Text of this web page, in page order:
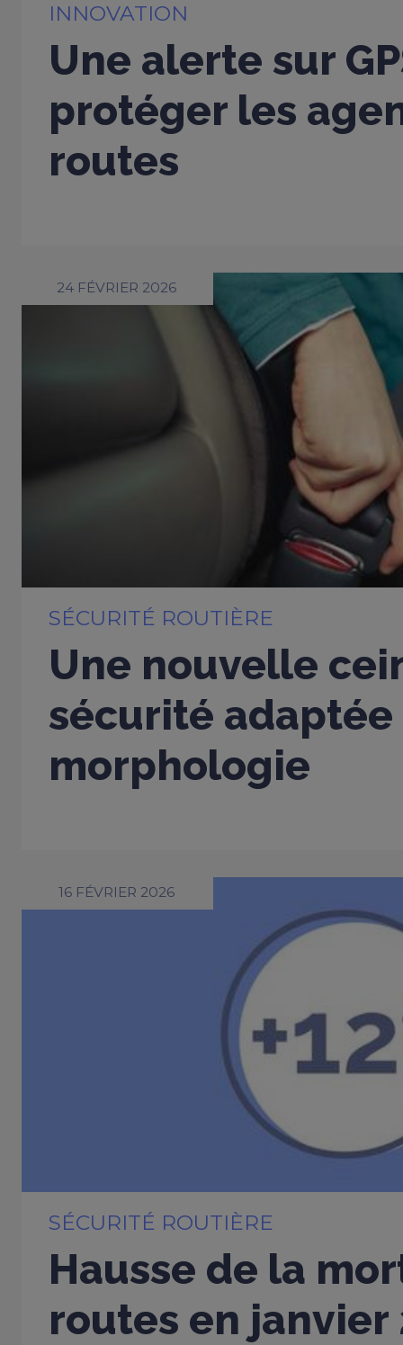
INNOVATION
Une alerte sur
protéger les
routes
24 FÉVRIER 2026
SÉCURITÉ ROUTIÈRE
Une nouvelle
sécurité adaptée
morphologie
16 FÉVRIER 2026
SÉCURITÉ ROUTIÈRE
Hausse de la
routes en janvier